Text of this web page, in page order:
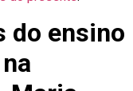
do ensino